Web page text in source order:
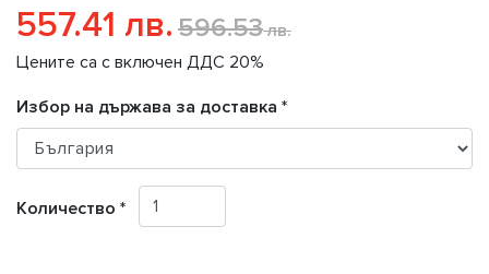
557.41 лв. 596.53лв.
Цените са с включен ДДС 20%
Избор на държава за доставка *
Количество *